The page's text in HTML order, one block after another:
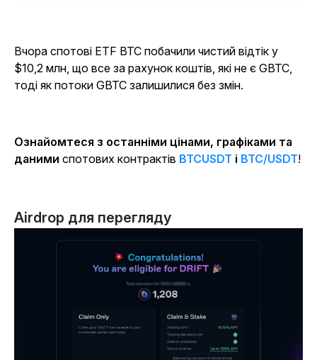
Вчора спотові ETF BTC побачили чистий відтік у
$10,2 млн, що все за рахунок коштів, які не є GBTC,
тоді як потоки GBTC залишилися без змін.
Ознайомтеся з останніми цінами, графіками та
даними спотових контрактів BTCUSDT і BTC/USDT!
Airdrop для перегляду